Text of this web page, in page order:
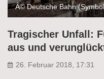
Â© Deutsche Bahn
Tragischer Unfall:
aus und
26. Februar 2018, 17:31